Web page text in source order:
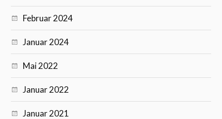
Februar 2024
Januar 2024
Mai 2022
Januar 2022
Januar 2021